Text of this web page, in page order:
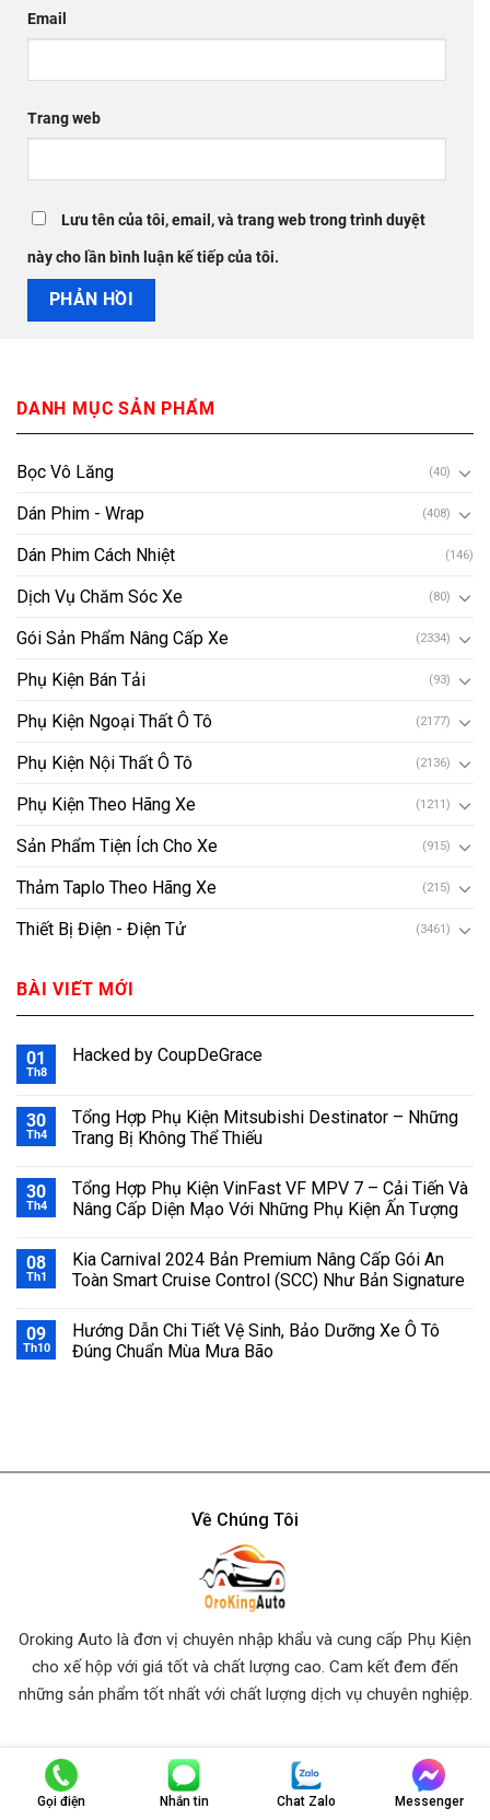
DANH MỤC SẢN PHẨM
Bọc Vô Lăng (40)
Dán Phim - Wrap (408)
Dán Phim Cách Nhiệt (146)
Dịch Vụ Chăm Sóc Xe (80)
Gói Sản Phẩm Nâng Cấp Xe (2334)
Phụ Kiện Bán Tải (93)
Phụ Kiện Ngoại Thất Ô Tô (2177)
Phụ Kiện Nội Thất Ô Tô (2136)
Phụ Kiện Theo Hãng Xe (1211)
Sản Phẩm Tiện Ích Cho Xe (915)
Thảm Taplo Theo Hãng Xe (215)
Thiết Bị Điện - Điện Tử (3461)
BÀI VIẾT MỚI
01
Th8
Hacked by CoupDeGrace
30
Th4
Tổng Hợp Phụ Kiện Mitsubishi Destinator – Những
Trang Bị Không Thể Thiếu
30
Th4
Tổng Hợp Phụ Kiện VinFast VF MPV 7 – Cải Tiến Và
Nâng Cấp Diện Mạo Với Những Phụ Kiện Ấn Tượng
08
Th1
Kia Carnival 2024 Bản Premium Nâng Cấp Gói An
Toàn Smart Cruise Control (SCC) Như Bản Signature
09
Th10
Hướng Dẫn Chi Tiết Vệ Sinh, Bảo Dưỡng Xe Ô Tô
Đúng Chuẩn Mùa Mưa Bão
Email
Trang web
Lưu tên của tôi, email, và trang web trong trình duyệt
này cho lần bình luận kế tiếp của tôi.
Về Chúng Tôi
Oroking Auto là đơn vị chuyên nhập khẩu và cung cấp Phụ Kiện
cho xế hộp với giá tốt và chất lượng cao. Cam kết đem đến
những sản phẩm tốt nhất với chất lượng dịch vụ chuyên nghiệp.
Thông Tin Liên Hệ
Gọi điện Nhắn tin Chat Zalo Messenger